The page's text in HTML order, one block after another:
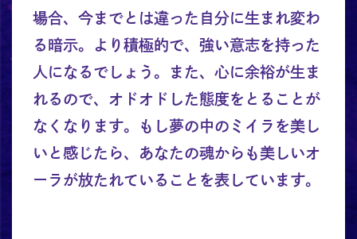
場合、今までとは違った自分に生まれ変わ
る暗示。より積極的で、強い意志を持った
人になるでしょう。また、心に余裕が生ま
れるので、オドオドした態度をとることが
なくなります。もし夢の中のミイラを美し
いと感じたら、あなたの魂からも美しいオ
ーラが放たれていることを表しています。